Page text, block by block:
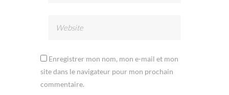
Enregistrer mon nom, mon e-mail et mon
site dans le navigateur pour mon prochain
commentaire.